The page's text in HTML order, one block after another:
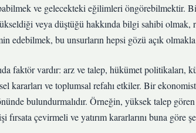
ve gelecekteki eğilimleri öngörebilmektir.
veya düştüğü hakkında bilgi sahibi olmak,
edebilmek, bu unsurların hepsi gözü açık
faktör vardır: arz ve talep, hükümet politikaları,
kararları ve toplumsal refahı etkiler. Bir
bulundurmalıdır. Örneğin, yüksek talep
fırsata çevirmeli ve yatırım kararlarını buna göre